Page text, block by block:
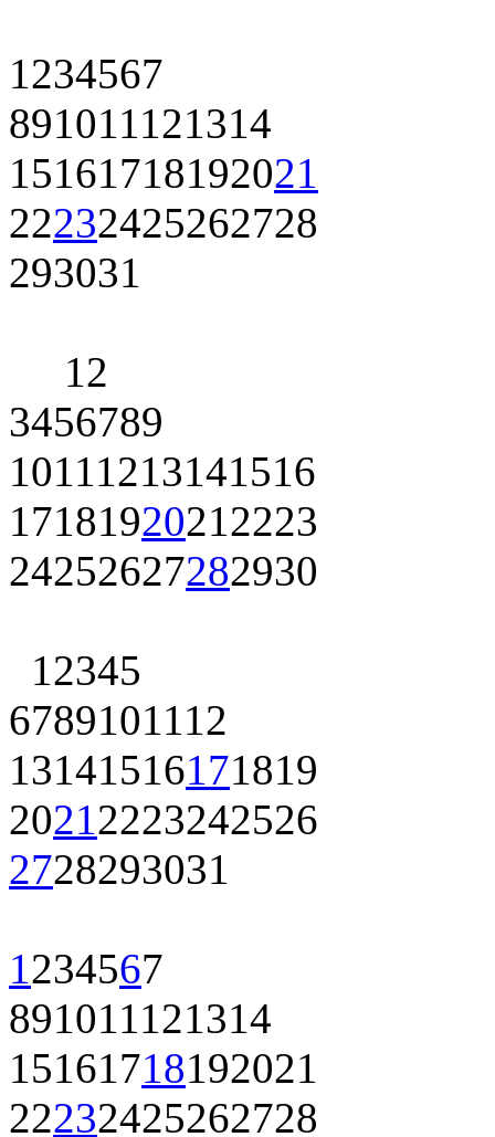
1234567
891011121314
15161718192021
22232425262728
293031
12
3456789
10111213141516
17181920212223
24252627282930
12345
6789101112
13141516171819
20212223242526
2728293031
1234567
891011121314
15161718192021
22232425262728